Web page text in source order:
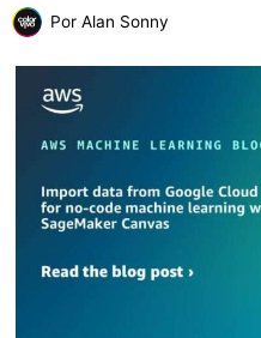
Por Alan Sonny